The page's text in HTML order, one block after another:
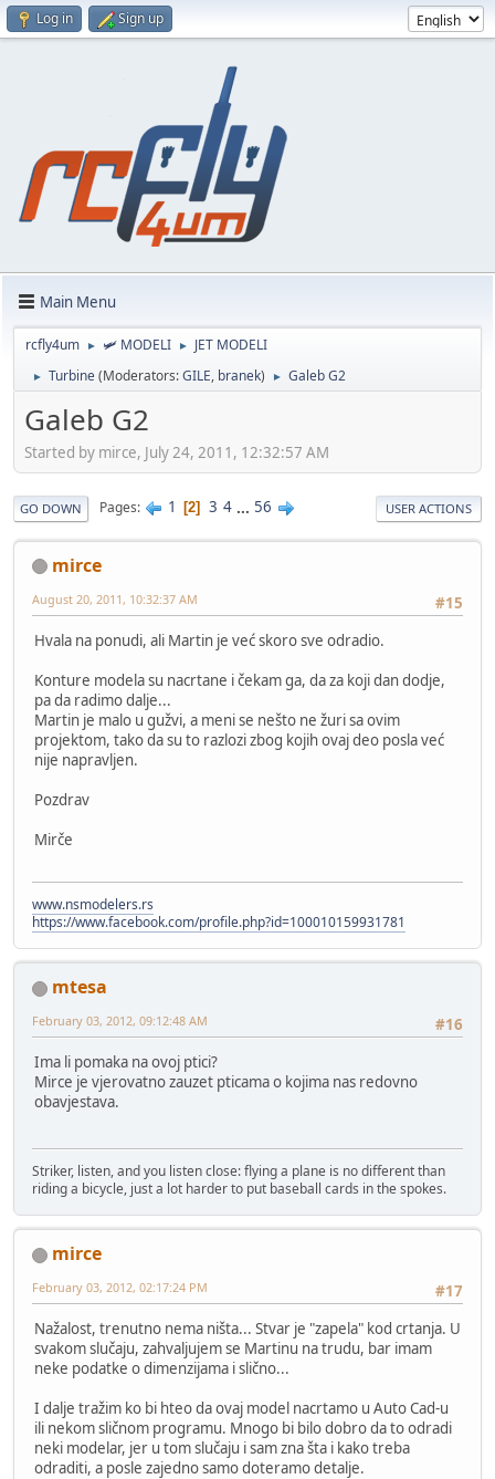
Log in Sign up
Main Menu
rcfly4um ► 🛩️ MODELI ► JET MODELI
► Turbine(Moderators:GILE, branek) ► Galeb G2
Galeb G2
Started by mirce, July 24, 2011, 12:32:57 AM
GO DOWN Pages 1 2 3 4 ... 56 USER ACTIONS
mirce
#15
August 20, 2011, 10:32:37 AM
Hvala na ponudi, ali Martin je već skoro sve odradio.
Konture modela su nacrtane i čekam ga, da za koji dan dodje,
pa da radimo dalje...
Martin je malo u gužvi, a meni se nešto ne žuri sa ovim
projektom, tako da su to razlozi zbog kojih ovaj deo posla već
nije napravljen.
Pozdrav
Mirče
www.nsmodelers.rs
https://www.facebook.com/profile.php?id=100010159931781
mtesa
#16
February 03, 2012, 09:12:48 AM
Ima li pomaka na ovoj ptici?
Mirce je vjerovatno zauzet pticama o kojima nas redovno
obavjestava.
Striker, listen, and you listen close: flying a plane is no different than
riding a bicycle, just a lot harder to put baseball cards in the spokes.
mirce
#17
February 03, 2012, 02:17:24 PM
Nažalost, trenutno nema ništa... Stvar je "zapela" kod crtanja. U
svakom slučaju, zahvaljujem se Martinu na trudu, bar imam
neke podatke o dimenzijama i slično...
I dalje tražim ko bi hteo da ovaj model nacrtamo u Auto Cad-u
ili nekom sličnom programu. Mnogo bi bilo dobro da to odradi
neki modelar, jer u tom slučaju i sam zna šta i kako treba
odraditi, a posle zajedno samo doteramo detalje.